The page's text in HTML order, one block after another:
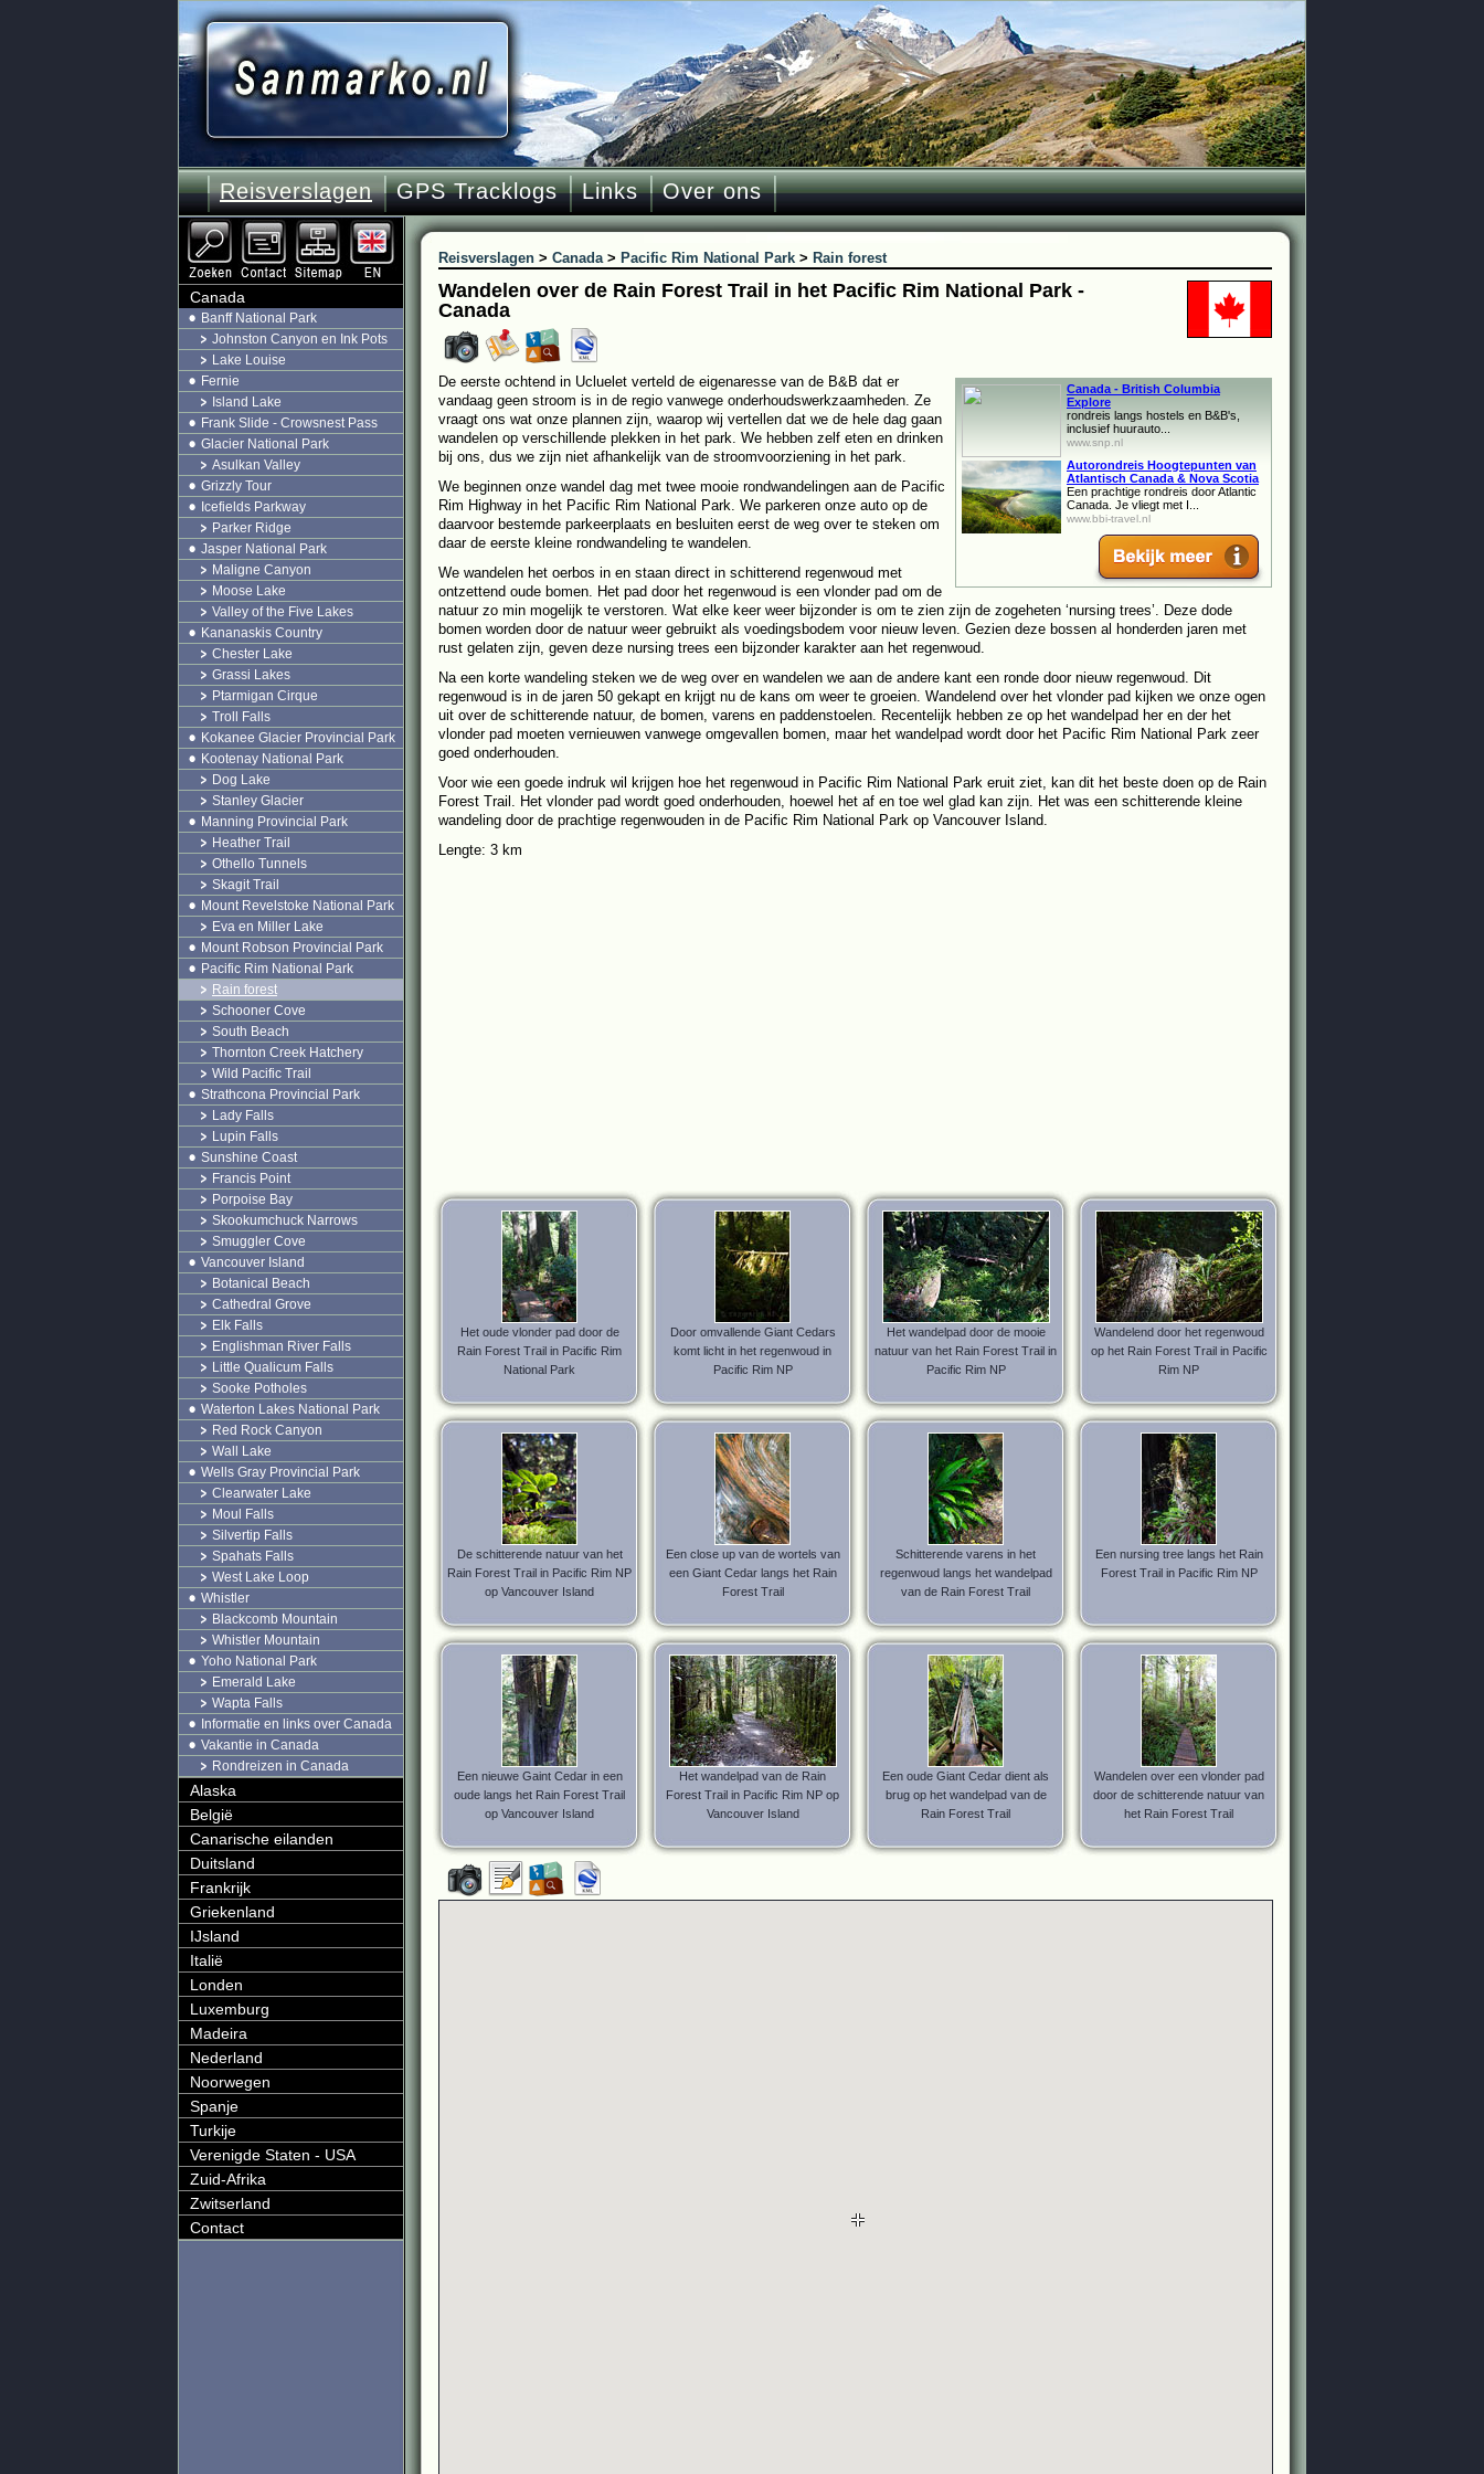
Reisverslagen GPS Tracklogs Links Over ons
Reisverslagen > Canada> Pacific Rim National Park > Rain forest
Wandelen over de Rain Forest Trail in het Pacific Rim National Park -
Canada
Canada - British Columbia
Explore
rondreis langs hostels en B&B's,
inclusief huurauto...
www.snp.nl
Autorondreis Hoogtepunten van
Atlantisch Canada & Nova Scotia
Een prachtige rondreis door Atlantic
Canada. Je vliegt met I...
www.bbi-travel.nl
De eerste ochtend in Ucluelet verteld de eigenaresse van de B&B dat er
vandaag geen stroom is in de regio vanwege onderhoudswerkzaamheden. Ze
vraagt ons wat onze plannen zijn, waarop wij vertellen dat we de hele dag gaan
wandelen op verschillende plekken in het park. We hebben zelf eten en drinken
bij ons, dus we zijn niet afhankelijk van de stroomvoorziening in het park.
We beginnen onze wandel dag met twee mooie rondwandelingen aan de Pacific
Rim Highway in het Pacific Rim National Park. We parkeren onze auto op de
daarvoor bestemde parkeerplaats en besluiten eerst de weg over te steken om
daar de eerste kleine rondwandeling te wandelen.
We wandelen het oerbos in en staan direct in schitterend regenwoud met
ontzettend oude bomen. Het pad door het regenwoud is een vlonder pad om de
natuur zo min mogelijk te verstoren. Wat elke keer weer bijzonder is om te zien zijn de zogeheten ‘nursing trees’. Deze dode
bomen worden door de natuur weer gebruikt als voedingsbodem voor nieuw leven. Gezien deze bossen al honderden jaren met
rust gelaten zijn, geven deze nursing trees een bijzonder karakter aan het regenwoud.
Na een korte wandeling steken we de weg over en wandelen we aan de andere kant een ronde door nieuw regenwoud. Dit
regenwoud is in de jaren 50 gekapt en krijgt nu de kans om weer te groeien. Wandelend over het vlonder pad kijken we onze ogen
uit over de schitterende natuur, de bomen, varens en paddenstoelen. Recentelijk hebben ze op het wandelpad her en der het
vlonder pad moeten vernieuwen vanwege omgevallen bomen, maar het wandelpad wordt door het Pacific Rim National Park zeer
goed onderhouden.
Voor wie een goede indruk wil krijgen hoe het regenwoud in Pacific Rim National Park eruit ziet, kan dit het beste doen op de Rain
Forest Trail. Het vlonder pad wordt goed onderhouden, hoewel het af en toe wel glad kan zijn. Het was een schitterende kleine
wandeling door de prachtige regenwouden in de Pacific Rim National Park op Vancouver Island.
Lengte: 3 km
Het oude vlonder pad door de
Rain Forest Trail in Pacific Rim
National Park
Door omvallende Giant Cedars
komt licht in het regenwoud in
Pacific Rim NP
Het wandelpad door de mooie
natuur van het Rain Forest Trail in
Pacific Rim NP
Wandelend door het regenwoud
op het Rain Forest Trail in Pacific
Rim NP
De schitterende natuur van het
Rain Forest Trail in Pacific Rim NP
op Vancouver Island
Een close up van de wortels van
een Giant Cedar langs het Rain
Forest Trail
Schitterende varens in het
regenwoud langs het wandelpad
van de Rain Forest Trail
Een nursing tree langs het Rain
Forest Trail in Pacific Rim NP
Een nieuwe Gaint Cedar in een
oude langs het Rain Forest Trail
op Vancouver Island
Het wandelpad van de Rain
Forest Trail in Pacific Rim NP op
Vancouver Island
Een oude Giant Cedar dient als
brug op het wandelpad van de
Rain Forest Trail
Wandelen over een vlonder pad
door de schitterende natuur van
het Rain Forest Trail
Canada
Banff National Park
Johnston Canyon en Ink Pots
Lake Louise
Fernie
Island Lake
Frank Slide - Crowsnest Pass
Glacier National Park
Asulkan Valley
Grizzly Tour
Icefields Parkway
Parker Ridge
Jasper National Park
Maligne Canyon
Moose Lake
Valley of the Five Lakes
Kananaskis Country
Chester Lake
Grassi Lakes
Ptarmigan Cirque
Troll Falls
Kokanee Glacier Provincial Park
Kootenay National Park
Dog Lake
Stanley Glacier
Manning Provincial Park
Heather Trail
Othello Tunnels
Skagit Trail
Mount Revelstoke National Park
Eva en Miller Lake
Mount Robson Provincial Park
Pacific Rim National Park
Rain forest
Schooner Cove
South Beach
Thornton Creek Hatchery
Wild Pacific Trail
Strathcona Provincial Park
Lady Falls
Lupin Falls
Sunshine Coast
Francis Point
Porpoise Bay
Skookumchuck Narrows
Smuggler Cove
Vancouver Island
Botanical Beach
Cathedral Grove
Elk Falls
Englishman River Falls
Little Qualicum Falls
Sooke Potholes
Waterton Lakes National Park
Red Rock Canyon
Wall Lake
Wells Gray Provincial Park
Clearwater Lake
Moul Falls
Silvertip Falls
Spahats Falls
West Lake Loop
Whistler
Blackcomb Mountain
Whistler Mountain
Yoho National Park
Emerald Lake
Wapta Falls
Informatie en links over Canada
Vakantie in Canada
Rondreizen in Canada
Alaska
België
Canarische eilanden
Duitsland
Frankrijk
Griekenland
IJsland
Italië
Londen
Luxemburg
Madeira
Nederland
Noorwegen
Spanje
Turkije
Verenigde Staten - USA
Zuid-Afrika
Zwitserland
Contact